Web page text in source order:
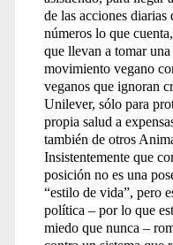
de las acciones diarias
números lo que
que llevan a tomar
movimiento vegano
veganos que ignoran
Unilever, sólo para
propia salud a
también de otros
Insistentemente que
posición no es una
“estilo de vida”, pero
política – por lo que
miedo que nunca –